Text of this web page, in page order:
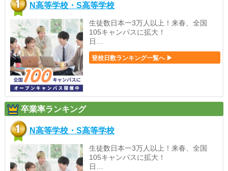
N高等学校・S高等学校
生徒数日本一3万人以上！来春、全国
105キャンパスに拡大！
日…
登校日数ランキング一覧へ ▶
卒業率ランキング
N高等学校・S高等学校
生徒数日本一3万人以上！来春、全国
105キャンパスに拡大！
日…